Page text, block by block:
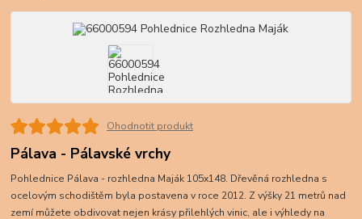
Ohodnotit produkt
Pálava - Pálavské vrchy
Pohlednice Pálava - rozhledna Maják 105x148. Dřevěná rozhledna s
ocelovým schodištěm byla postavena v roce 2012. Z výšky 21 metrů nad
zemí můžete obdivovat nejen krásy přilehlých vinic, ale i výhledy na